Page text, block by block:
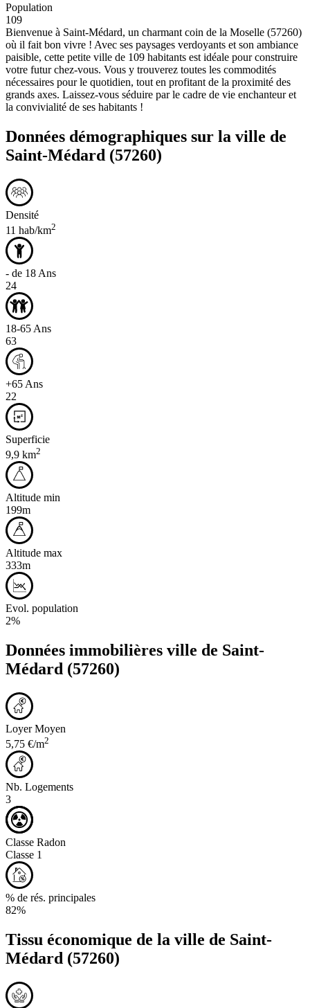
Population
109
Bienvenue à Saint-Médard, un charmant coin de la Moselle (57260)
où il fait bon vivre ! Avec ses paysages verdoyants et son ambiance
paisible, cette petite ville de 109 habitants est idéale pour construire
votre futur chez-vous. Vous y trouverez toutes les commodités
nécessaires pour le quotidien, tout en profitant de la proximité des
grands axes. Laissez-vous séduire par le cadre de vie enchanteur et
la convivialité de ses habitants !
Données démographiques sur la ville de
Saint-Médard (57260)
Densité
11 hab/km2
- de 18 Ans
24
18-65 Ans
63
+65 Ans
22
Superficie
9,9 km2
Altitude min
199m
Altitude max
333m
Evol. population
2%
Données immobilières ville de Saint-
Médard (57260)
Loyer Moyen
5,75 €/m2
Nb. Logements
3
Classe Radon
Classe 1
% de rés. principales
82%
Tissu économique de la ville de Saint-
Médard (57260)